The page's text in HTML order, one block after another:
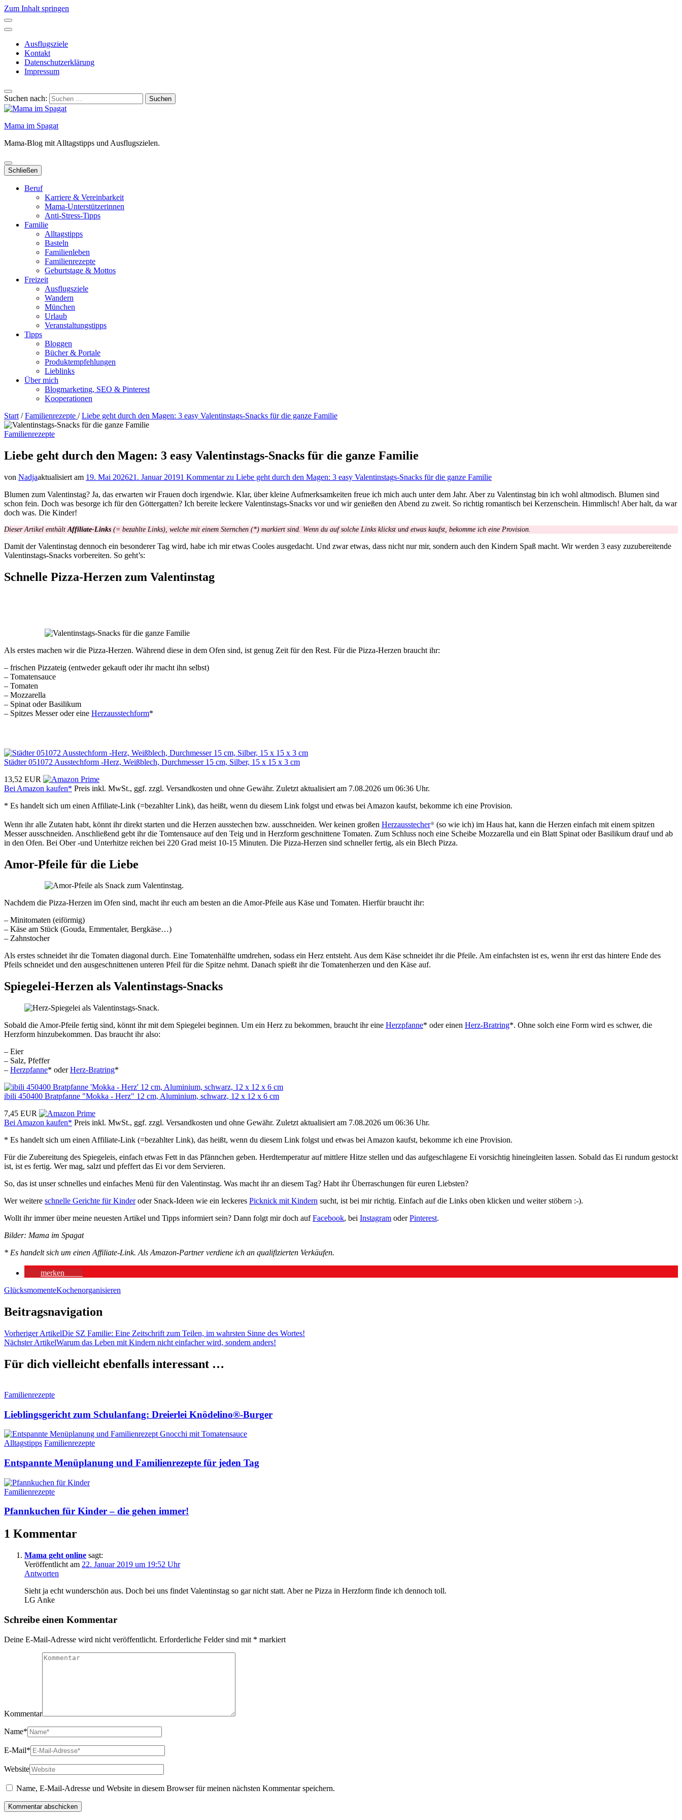
Zum Inhalt springen
Ausflugsziele
Kontakt
Datenschutzerklärung
Impressum
Suchen nach:
Mama im Spagat
Mama-Blog mit Alltagstipps und Ausflugszielen.
Schließen
Beruf
Karriere & Vereinbarkeit
Mama-Unterstützerinnen
Anti-Stress-Tipps
Familie
Alltagstipps
Basteln
Familienleben
Familienrezepte
Geburtstage & Mottos
Freizeit
Ausflugsziele
Wandern
München
Urlaub
Veranstaltungstipps
Tipps
Bloggen
Bücher & Portale
Produktempfehlungen
Lieblinks
Über mich
Blogmarketing, SEO & Pinterest
Kooperationen
Start / Familienrezepte / Liebe geht durch den Magen: 3 easy Valentinstags-Snacks für die ganze Familie
Familienrezepte
Liebe geht durch den Magen: 3 easy Valentinstags-Snacks für die ganze Familie
von Nadjaaktualisiert am 19. Mai 202621. Januar 20191 Kommentarzu Liebe geht durch den Magen: 3 easy Valentinstags-Snacks für die ganze Familie
Blumen zum Valentinstag? Ja, das erwarten wir Frauen doch irgendwie. Klar, über kleine Aufmerksamkeiten freue ich mich auch unter dem Jahr. Aber zu Valentinstag bin ich wohl altmodisch. Blumen sind
schon fein. Doch was besorge ich für den Göttergatten? Ich bereite leckere Valentinstags-Snacks vor und wir genießen den Abend zu zweit. So richtig romantisch bei Kerzenschein. Himmlisch! Aber halt, da war
doch was. Die Kinder!
Dieser Artikel enthält Affiliate-Links (= bezahlte Links), welche mit einem Sternchen (*) markiert sind. Wenn du auf solche Links klickst und etwas kaufst, bekomme ich eine Provision.
Damit der Valentinstag dennoch ein besonderer Tag wird, habe ich mir etwas Cooles ausgedacht. Und zwar etwas, dass nicht nur mir, sondern auch den Kindern Spaß macht. Wir werden 3 easy zuzubereitende
Valentinstags-Snacks vorbereiten. So geht’s:
Schnelle Pizza-Herzen zum Valentinstag
Als erstes machen wir die Pizza-Herzen. Während diese in dem Ofen sind, ist genug Zeit für den Rest. Für die Pizza-Herzen braucht ihr:
– frischen Pizzateig (entweder gekauft oder ihr macht ihn selbst)
– Tomatensauce
– Tomaten
– Mozzarella
– Spinat oder Basilikum
– Spitzes Messer oder eine Herzausstechform*
Städter 051072 Ausstechform -Herz, Weißblech, Durchmesser 15 cm, Silber, 15 x 15 x 3 cm
13,52 EUR
Bei Amazon kaufen* Preis inkl. MwSt., ggf. zzgl. Versandkosten und ohne Gewähr. Zuletzt aktualisiert am 7.08.2026 um 06:36 Uhr.
* Es handelt sich um einen Affiliate-Link (=bezahlter Link), das heißt, wenn du diesem Link folgst und etwas bei Amazon kaufst, bekomme ich eine Provision.
Wenn ihr alle Zutaten habt, könnt ihr direkt starten und die Herzen ausstechen bzw. ausschneiden. Wer keinen großen Herzausstecher* (so wie ich) im Haus hat, kann die Herzen einfach mit einem spitzen
Messer ausschneiden. Anschließend gebt ihr die Tomtensauce auf den Teig und in Herzform geschnittene Tomaten. Zum Schluss noch eine Scheibe Mozzarella und ein Blatt Spinat oder Basilikum drauf und ab
in den Ofen. Bei Ober -und Unterhitze reichen bei 220 Grad meist 10-15 Minuten. Die Pizza-Herzen sind schneller fertig, als ein Blech Pizza.
Amor-Pfeile für die Liebe
Nachdem die Pizza-Herzen im Ofen sind, macht ihr euch am besten an die Amor-Pfeile aus Käse und Tomaten. Hierfür braucht ihr:
– Minitomaten (eiförmig)
– Käse am Stück (Gouda, Emmentaler, Bergkäse…)
– Zahnstocher
Als erstes schneidet ihr die Tomaten diagonal durch. Eine Tomatenhälfte umdrehen, sodass ein Herz entsteht. Aus dem Käse schneidet ihr die Pfeile. Am einfachsten ist es, wenn ihr erst das hintere Ende des
Pfeils schneidet und den ausgeschnittenen unteren Pfeil für die Spitze nehmt. Danach spießt ihr die Tomatenherzen und den Käse auf.
Spiegelei-Herzen als Valentinstags-Snacks
Sobald die Amor-Pfeile fertig sind, könnt ihr mit dem Spiegelei beginnen. Um ein Herz zu bekommen, braucht ihr eine Herzpfanne* oder einen Herz-Bratring*. Ohne solch eine Form wird es schwer, die
Herzform hinzubekommen. Das braucht ihr also:
– Eier
– Salz, Pfeffer
– Herzpfanne* oderHerz-Bratring*
ibili 450400 Bratpfanne "Mokka - Herz" 12 cm, Aluminium, schwarz, 12 x 12 x 6 cm
7,45 EUR
Bei Amazon kaufen* Preis inkl. MwSt., ggf. zzgl. Versandkosten und ohne Gewähr. Zuletzt aktualisiert am 7.08.2026 um 06:36 Uhr.
* Es handelt sich um einen Affiliate-Link (=bezahlter Link), das heißt, wenn du diesem Link folgst und etwas bei Amazon kaufst, bekomme ich eine Provision.
Für die Zubereitung des Spiegeleis, einfach etwas Fett in das Pfännchen geben. Herdtemperatur auf mittlere Hitze stellen und das aufgeschlagene Ei vorsichtig hineingleiten lassen. Sobald das Ei rundum gestockt
ist, ist es fertig. Wer mag, salzt und pfeffert das Ei vor dem Servieren.
So, das ist unser schnelles und einfaches Menü für den Valentinstag. Was macht ihr an diesem Tag? Habt ihr Überraschungen für euren Liebsten?
Wer weitere schnelle Gerichte für Kinderoder Snack-Ideen wie ein leckeres Picknick mit Kindern sucht, ist bei mir richtig. Einfach auf die Links oben klicken und weiter stöbern :-).
Wollt ihr immer über meine neuesten Artikel und Tipps informiert sein? Dann folgt mir doch aufFacebook, bei Instagram oderPinterest.
Bilder: Mama im Spagat
* Es handelt sich um einen Affiliate-Link. Als Amazon-Partner verdiene ich an qualifizierten Verkäufen.
merken
GlücksmomenteKochenorganisieren
Beitragsnavigation
Vorheriger ArtikelDie SZ Familie: Eine Zeitschrift zum Teilen, im wahrsten Sinne des Wortes!
Nächster ArtikelWarum das Leben mit Kindern nicht einfacher wird, sondern anders!
Für dich vielleicht ebenfalls interessant …
Familienrezepte
Lieblingsgericht zum Schulanfang: Dreierlei Knödelino®-Burger
Alltagstipps Familienrezepte
Entspannte Menüplanung und Familienrezepte für jeden Tag
Familienrezepte
Pfannkuchen für Kinder – die gehen immer!
1 Kommentar
Mama geht online sagt:
Veröffentlicht am 22. Januar 2019 um 19:52 Uhr
Antworten
Sieht ja echt wunderschön aus. Doch bei uns findet Valentinstag so gar nicht statt. Aber ne Pizza in Herzform finde ich dennoch toll.
LG Anke
Schreibe einen Kommentar
Deine E-Mail-Adresse wird nicht veröffentlicht. Erforderliche Felder sind mit * markiert
Kommentar
Name*
E-Mail*
Website
Name, E-Mail-Adresse und Website in diesem Browser für meinen nächsten Kommentar speichern.